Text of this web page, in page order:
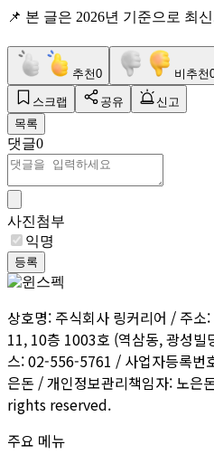
📌 본 글은 2026년 기준으로 최
추천0 비추천
스크랩 공유
신고
목록
댓글0
사진첨부
익명
등록
상호명: 주식회사 링커리어 / 주소
11, 10층 1003호 (역삼동, 광성
스: 02-556-5761 / 사업자등록번
은돈 / 개인정보관리책임자: 노
rights reserved.
주요 메뉴